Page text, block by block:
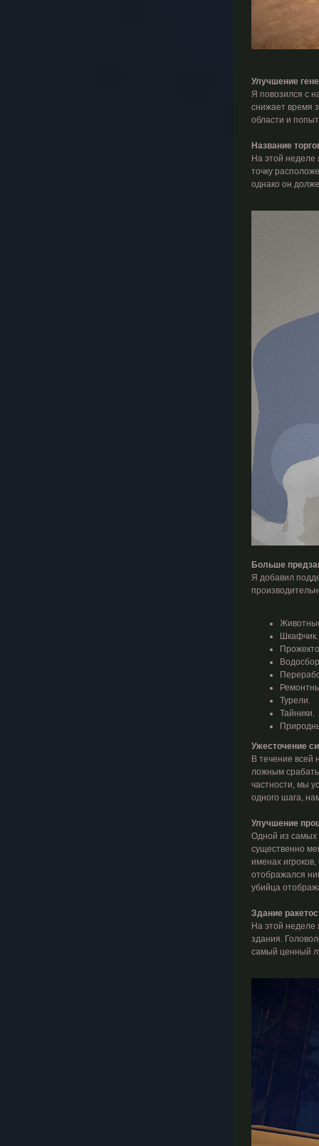
Улучшение
Я повозился с
снижает время
области и
Название
На этой неделе
точку
однако он
Больше
Я добавил
Шкафчик.
Турели.
Тайники.
Ужесточение
В течение всей
ложным
частности, мы
одного шага,
Улучшение
Одной из самых
существенно
именах
отображался
убийца
Здание
На этой неделе
здания.
самый ценный